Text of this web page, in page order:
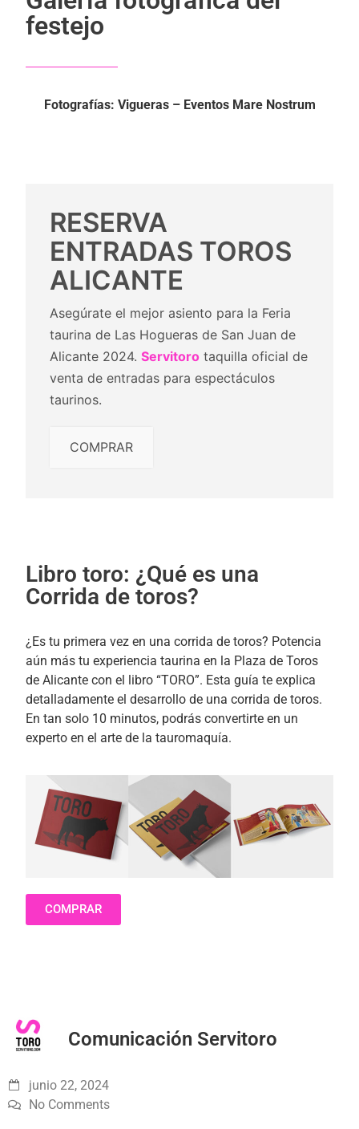
festejo
Fotografías: Vigueras – Eventos Mare Nostrum
RESERVA
ENTRADAS TOROS
ALICANTE
Asegúrate el mejor asiento para la Feria
taurina de Las Hogueras de San Juan de
Alicante 2024. Servitoro taquilla oficial de
venta de entradas para espectáculos
taurinos.
COMPRAR
Libro toro: ¿Qué es una
Corrida de toros?
¿Es tu primera vez en una corrida de toros? Potencia
aún más tu experiencia taurina en la Plaza de Toros
de Alicante con el libro “TORO”. Esta guía te explica
detalladamente el desarrollo de una corrida de toros.
En tan solo 10 minutos, podrás convertirte en un
experto en el arte de la tauromaquía.
COMPRAR
Comunicación Servitoro
junio 22, 2024
No Comments